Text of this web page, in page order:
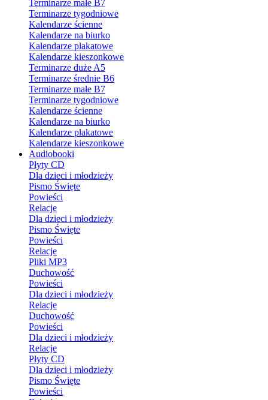
Terminarze małe B7
Terminarze tygodniowe
Kalendarze ścienne
Kalendarze na biurko
Kalendarze plakatowe
Kalendarze kieszonkowe
Terminarze duże A5
Terminarze średnie B6
Terminarze małe B7
Terminarze tygodniowe
Kalendarze ścienne
Kalendarze na biurko
Kalendarze plakatowe
Kalendarze kieszonkowe
Audiobooki
Płyty CD
Dla dzieci i młodzieży
Pismo Święte
Powieści
Relacje
Dla dzieci i młodzieży
Pismo Święte
Powieści
Relacje
Pliki MP3
Duchowość
Powieści
Dla dzieci i młodzieży
Relacje
Duchowość
Powieści
Dla dzieci i młodzieży
Relacje
Płyty CD
Dla dzieci i młodzieży
Pismo Święte
Powieści